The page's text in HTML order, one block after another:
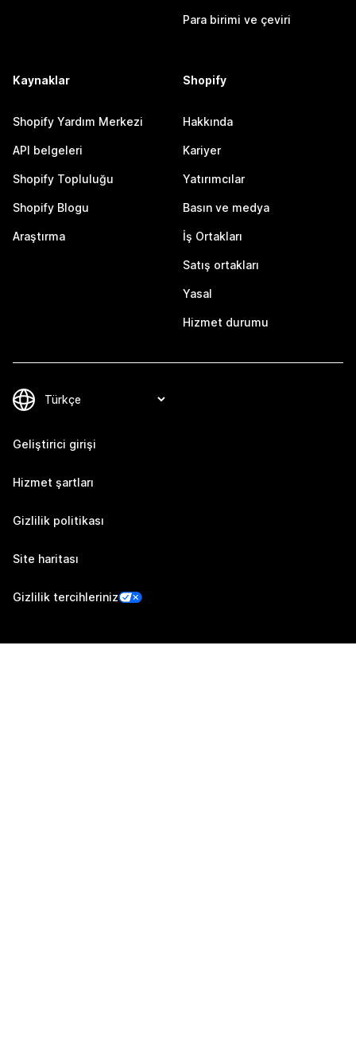
Para birimi ve çeviri
Kaynaklar
Shopify Yardım Merkezi
API belgeleri
Shopify Topluluğu
Shopify Blogu
Araştırma
Shopify
Hakkında
Kariyer
Yatırımcılar
Basın ve medya
İş Ortakları
Satış ortakları
Yasal
Hizmet durumu
Geliştirici girişi
Hizmet şartları
Gizlilik politikası
Site haritası
Gizlilik tercihleriniz